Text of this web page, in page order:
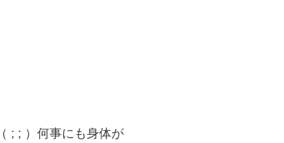
; ; ）何事にも身体が